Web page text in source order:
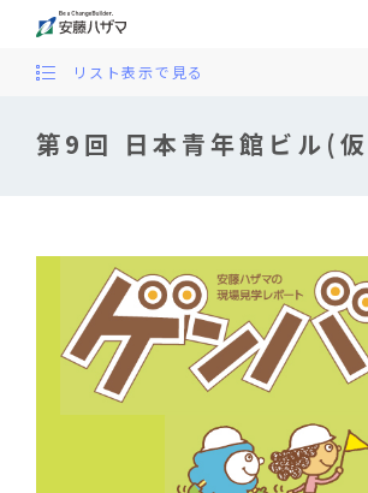
第9回 日本青年館ビル(
リスト表示で見る